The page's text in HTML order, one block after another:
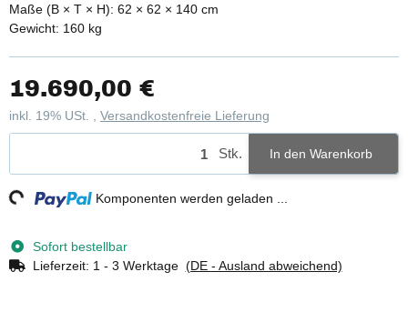
Maße (B × T × H): 62 × 62 × 140 cm
Gewicht: 160 kg
19.690,00 €
inkl. 19% USt. , Versandkostenfreie Lieferung
Stk. In den Warenkorb
Komponenten werden geladen ...
Sofort bestellbar
Lieferzeit: 1 - 3 Werktage (DE - Ausland abweichend)